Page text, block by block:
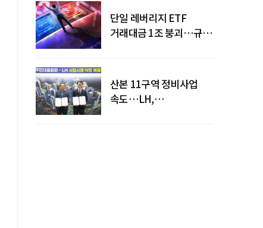
단일 레버리지 ETF
거래대금 1조 붕괴…규제
산본 11구역 정비사업
속도…LH,